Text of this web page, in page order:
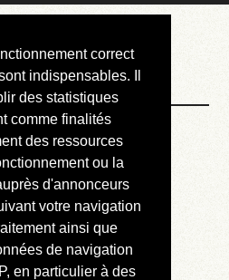
correct
indispensables. Il
des statistiques
comme finalités
des ressources
ou la
d'annonceurs
votre navigation
ainsi que
de navigation
en particulier à des
»